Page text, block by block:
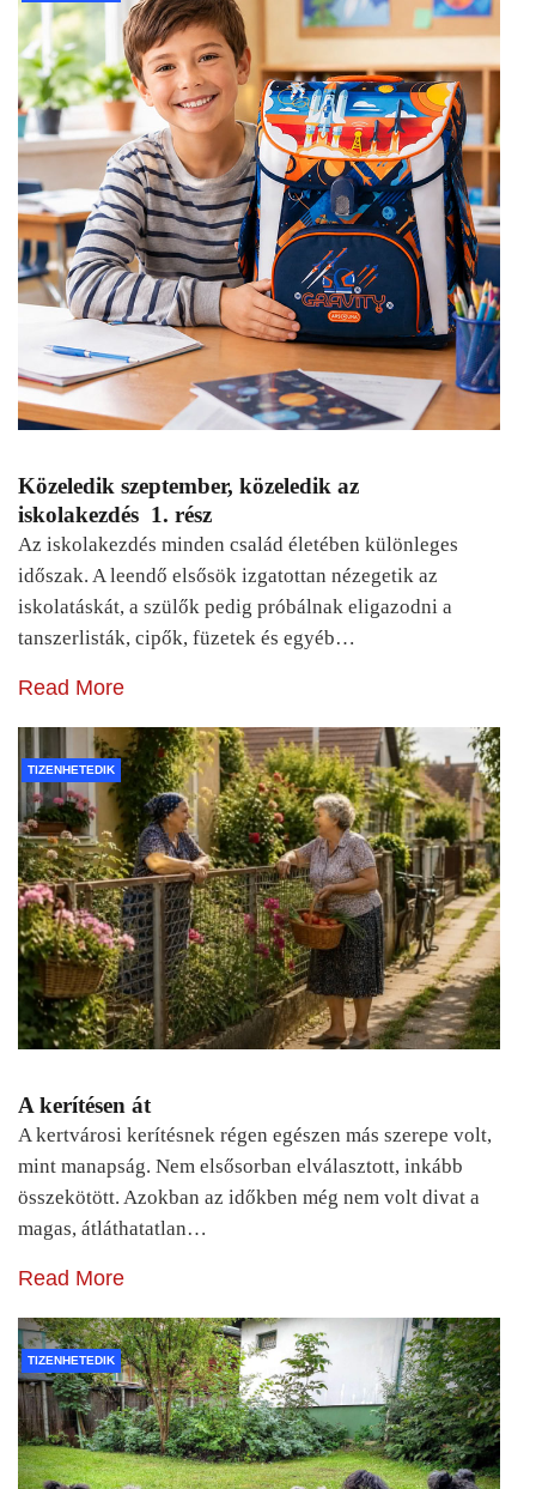
Közeledik szeptember, közeledik az
iskolakezdés 1. rész
Az iskolakezdés minden család életében különleges
időszak. A leendő elsősök izgatottan nézegetik az
iskolatáskát, a szülők pedig próbálnak eligazodni a
tanszerlisták, cipők, füzetek és egyéb…
Read More
TIZENHETEDIK
A kerítésen át
A kertvárosi kerítésnek régen egészen más szerepe volt,
mint manapság. Nem elsősorban elválasztott, inkább
összekötött. Azokban az időkben még nem volt divat a
magas, átláthatatlan…
Read More
TIZENHETEDIK